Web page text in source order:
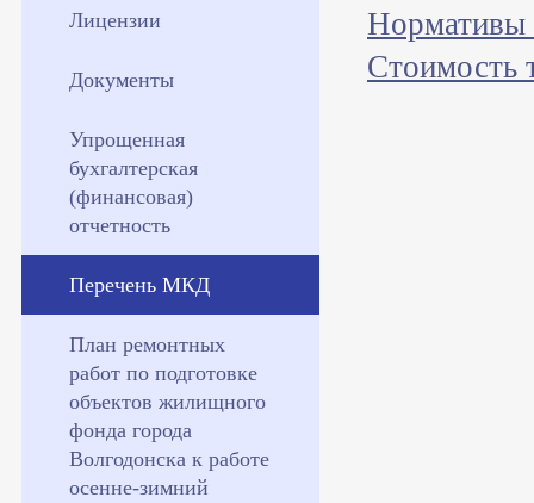
Лицензии
Документы
Упрощенная
бухгалтерская
(финансовая)
отчетность
Перечень МКД
План ремонтных
работ по подготовке
объектов жилищного
фонда города
Волгодонска к работе
осенне-зимний
Нормативы
Стоимость